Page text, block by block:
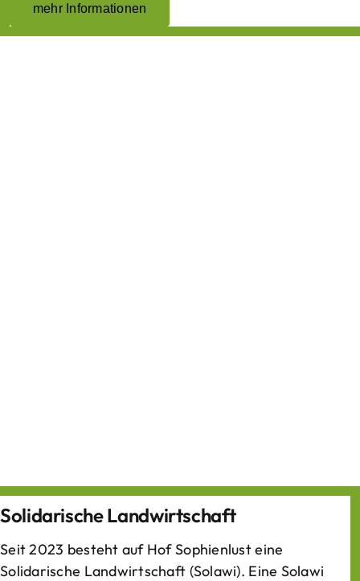
mehr Informationen
Solidarische Landwirtschaft
Seit 2023 besteht auf Hof Sophienlust eine
Solidarische Landwirtschaft (Solawi). Eine Solawi